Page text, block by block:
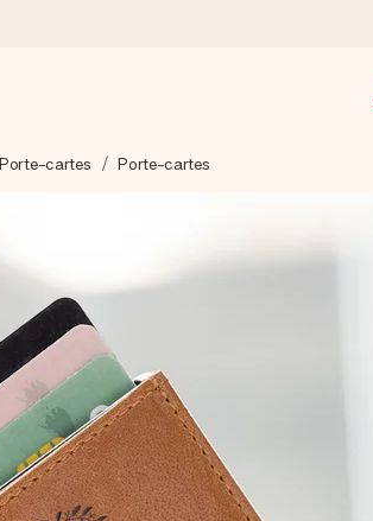
et l’envoyons en un éclair – pour que vous
attribuent une note de 4,9 sur Google
étapes – avec son prénom, votre photo ou
cartes Porte-cartes